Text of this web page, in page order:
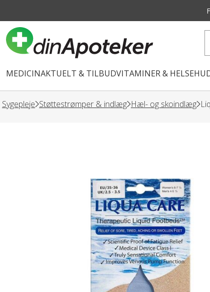
MEDICINAKTUELT & TILBUDVITAMINER & HELSE
Sygepleje Støttestrømper & indlæg Hæl- og skoindlæg